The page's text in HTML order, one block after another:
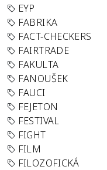
EYP
FABRIKA
FACT-CHECKERS
FAIRTRADE
FAKULTA
FANOUŠEK
FAUCI
FEJETON
FESTIVAL
FIGHT
FILM
FILOZOFICKÁ